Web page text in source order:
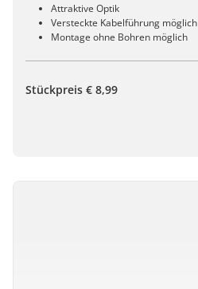
Attraktive Optik
Versteckte Kabelführung möglich
Montage ohne Bohren möglich
Stückpreis € 8,99